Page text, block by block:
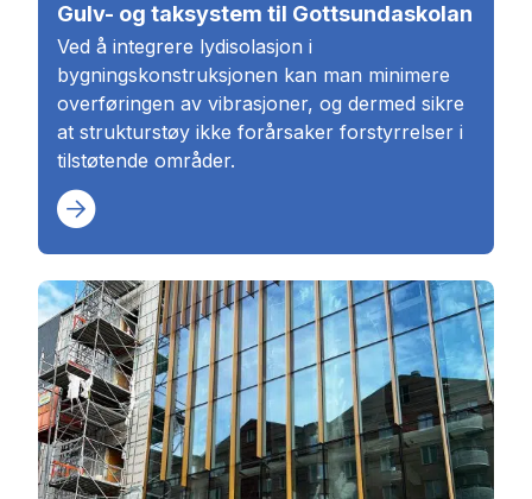
Gulv- og taksystem til Gottsundaskolan
Ved å integrere lydisolasjon i
bygningskonstruksjonen kan man minimere
overføringen av vibrasjoner, og dermed sikre
at strukturstøy ikke forårsaker forstyrrelser i
tilstøtende områder.